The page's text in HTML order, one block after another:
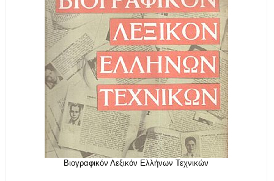
Βιογραφικόν Λεξικόν Ελλήνων Τεχνικών